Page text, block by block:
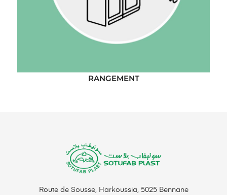
RANGEMENT
Route de Sousse, Harkoussia, 5025 Bennane